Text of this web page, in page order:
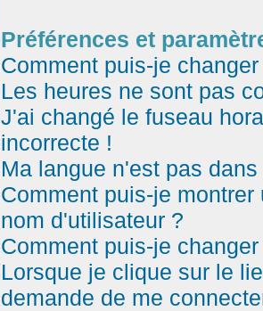
Préférences et
Comment puis-je
Les heures ne sont pas
J'ai changé le fuseau
incorrecte !
Ma langue n'est pas
Comment puis-je
nom d'utilisateur ?
Comment puis-je
Lorsque je clique sur le
demande de me